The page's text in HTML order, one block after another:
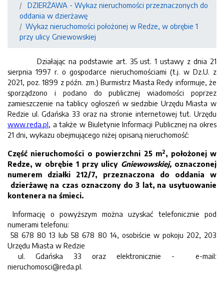
DZIERŻAWA - Wykaz nieruchomości przeznaczonych do
oddania w dzierżawę
Wykaz nieruchomości położonej w Redze, w obrębie 1
przy ulicy Gniewowskiej
Działając na podstawie art. 35 ust. 1 ustawy z dnia 21
sierpnia 1997 r. o gospodarce nieruchomościami (t.j. w Dz.U. z
2021, poz. 1899 z późn. zm.) Burmistrz Miasta Redy informuje, że
sporządzono i podano do publicznej wiadomości poprzez
zamieszczenie na tablicy ogłoszeń w siedzibie Urzędu Miasta w
Redzie ul. Gdańska 33 oraz na stronie internetowej tut. Urzędu
www.reda.pl, a także w Biuletynie Informacji Publicznej na okres
21 dni, wykazu obejmującego niżej opisaną nieruchomość:
Część nieruchomości o powierzchni 25 m2, położonej w
Redze, w obrębie 1 przy ulicyGniewowskiej, oznaczonej
numerem działki 212/7, przeznaczona do oddania w
dzierżawę na czas oznaczony do 3 lat, na usytuowanie
kontenera na śmieci.
Informację o powyższym można uzyskać telefonicznie pod
numerami telefonu:
58 678 80 13 lub 58 678 80 14, osobiście w pokoju 202, 203
Urzędu Miasta w Redzie
ul. Gdańska 33 oraz elektronicznie - e-mail:
nieruchomosci@reda.pl.